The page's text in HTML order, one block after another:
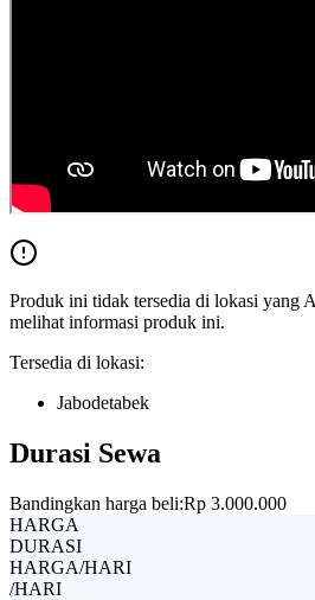
Produk ini tidak tersedia di lokasi yang
melihat informasi produk ini.
Tersedia di lokasi:
Jabodetabek
Durasi Sewa
Bandingkan harga beli:Rp 3.000.000
HARGA
DURASI
HARGA/HARI
/HARI